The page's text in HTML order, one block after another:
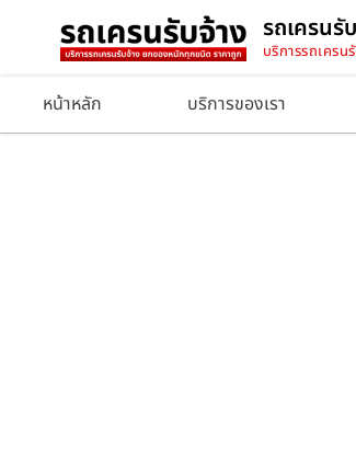
รถเครนรั
บริการรถเครน
หน้าหลัก บริการของเรา